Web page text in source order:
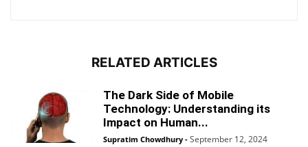
RELATED ARTICLES
The Dark Side of Mobile
Technology: Understanding its
Impact on Human...
Supratim Chowdhury - September 12, 2024